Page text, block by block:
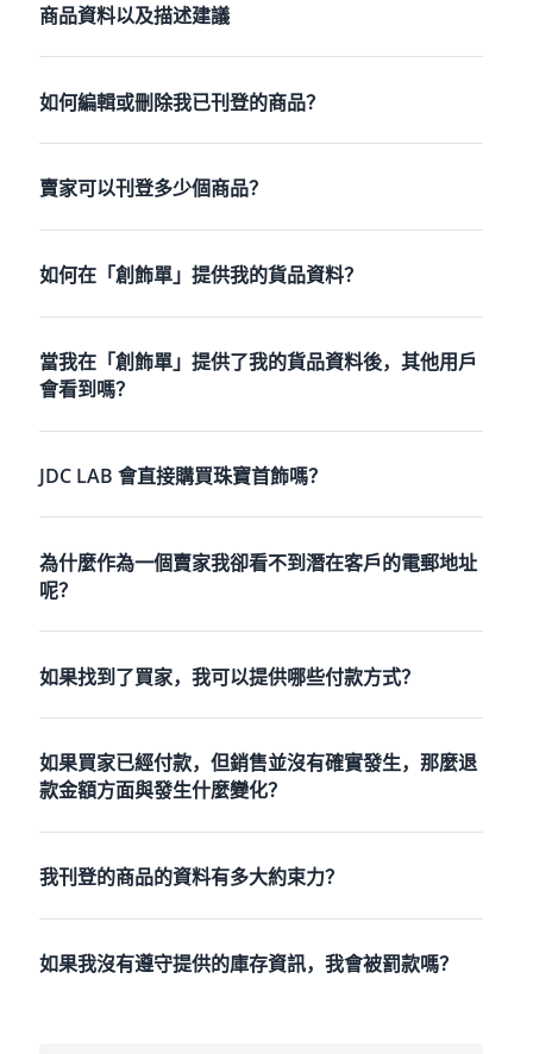
商品資料以及描述建議
如何編輯或刪除我已刊登的商品？
賣家可以刊登多少個商品？
如何在「創飾單」提供我的貨品資料？
當我在「創飾單」提供了我的貨品資料後，其他用戶
會看到嗎？
JDC LAB 會直接購買珠寶首飾嗎？
為什麼作為一個賣家我卻看不到潛在客戶的電郵地址
呢？
如果找到了買家，我可以提供哪些付款方式？
如果買家已經付款，但銷售並沒有確實發生，那麼退
款金額方面與發生什麼變化？
我刊登的商品的資料有多大約束力？
如果我沒有遵守提供的庫存資訊，我會被罰款嗎？